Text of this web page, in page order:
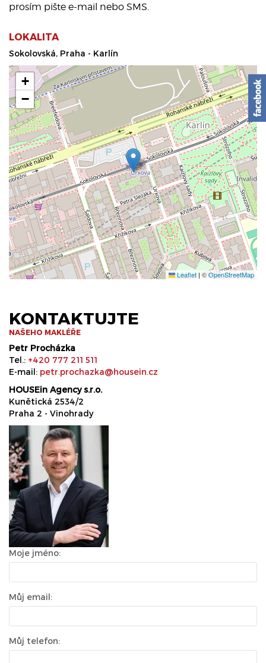
prosím pište e-mail nebo SMS.
LOKALITA
Sokolovská, Praha - Karlín
+
−
Leaflet | ©OpenStreetMap
KONTAKTUJTE
NAŠEHO MAKLÉŘE
Petr Procházka
Tel.: +420 777 211 511
E-mail: petr.prochazka@housein.cz
HOUSEin Agency s.r.o.
Kunětická 2534/2
Praha 2 - Vinohrady
Moje jméno:
Můj email:
Můj telefon: